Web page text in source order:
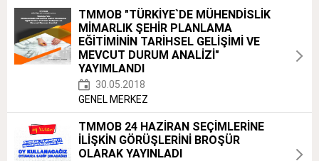
TMMOB "TÜRKİYE`DE MÜHENDİSLİK
MİMARLIK ŞEHİR PLANLAMA
EĞİTİMİNİN TARİHSEL GELİŞİMİ VE
MEVCUT DURUM ANALİZİ"
YAYIMLANDI
30.05.2018
GENEL MERKEZ
TMMOB 24 HAZİRAN SEÇİMLERİNE
İLİŞKİN GÖRÜŞLERİNİ BROŞÜR
OLARAK YAYINLADI